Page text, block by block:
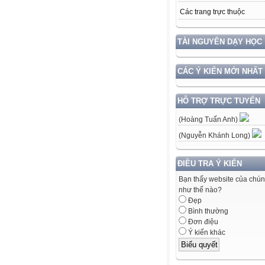
Các trang trực thuộc
TÀI NGUYÊN DẠY HỌC
CÁC Ý KIẾN MỚI NHẤT
HỖ TRỢ TRỰC TUYẾN
(Hoàng Tuấn Anh)
(Nguyễn Khánh Long)
ĐIỀU TRA Ý KIẾN
Bạn thấy website của
như thế nào?
Đẹp
Bình thường
Đơn điệu
Ý kiến khác